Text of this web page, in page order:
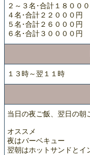
２～３名･合計１８００
４名･合計２２０００円
５名･合計２６０００円
６名･合計３００００円
１３時～翌１１時
当日の夜ご飯、翌日の朝
オススメ
夜はバーベキュー
翌朝はホットサンドとイ